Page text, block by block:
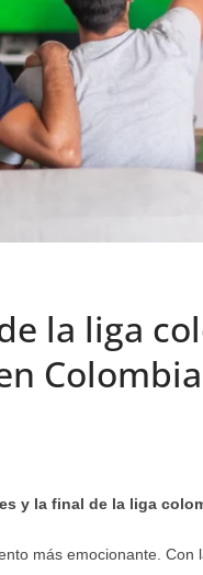
la liga
y la final de la liga
más emocionante.